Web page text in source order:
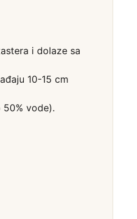
i dolaze sa
10-15 cm
vode).